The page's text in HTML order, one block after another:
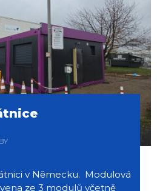
v Německu. Modulová
ze 3 modulů včetně